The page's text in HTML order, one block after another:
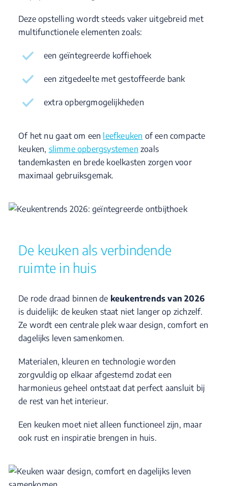
Deze opstelling wordt steeds vaker uitgebreid met
multifunctionele elementen zoals:
een geïntegreerde koffiehoek
een zitgedeelte met gestoffeerde bank
extra opbergmogelijkheden
Of het nu gaat om een leefkeuken of een compacte
keuken, slimme opbergsystemen zoals
tandemkasten en brede koelkasten zorgen voor
maximaal gebruiksgemak.
De keuken als verbindende
ruimte in huis
De rode draad binnen de keukentrends van 2026
is duidelijk: de keuken staat niet langer op zichzelf.
Ze wordt een centrale plek waar design, comfort en
dagelijks leven samenkomen.
Materialen, kleuren en technologie worden
zorgvuldig op elkaar afgestemd zodat een
harmonieus geheel ontstaat dat perfect aansluit bij
de rest van het interieur.
Een keuken moet niet alleen functioneel zijn, maar
ook rust en inspiratie brengen in huis.